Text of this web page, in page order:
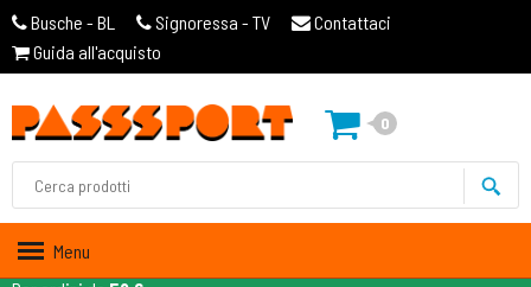
Busche - BL Signoressa - TV
Contattaci
Guida all'acquisto
0
Menu